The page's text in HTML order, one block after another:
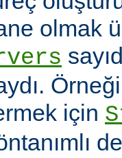
olmak
için